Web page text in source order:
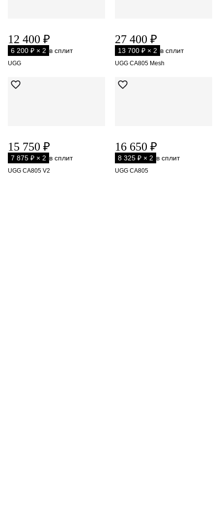
12 400 ₽
6 200 ₽ × 2 в сплит
UGG
27 400 ₽
13 700 ₽ × 2 в сплит
UGG CA805 Mesh
15 750 ₽
7 875 ₽ × 2 в сплит
UGG CA805 V2
16 650 ₽
8 325 ₽ × 2 в сплит
UGG CA805